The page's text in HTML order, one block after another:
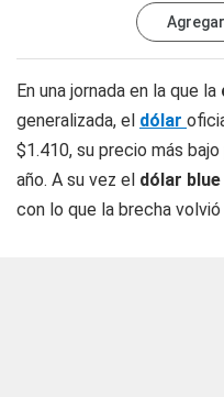
En una jornada en la que la
generalizada, el dólar
$1.410, su precio más
año. A su vez el dólar blue
con lo que la brecha volvió